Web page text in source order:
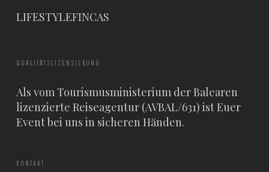
LIFESTYLEFINCAS
QUALITÄTSLIZENSIERUNG
Als vom Tourismusministerium der Balearen
lizenzierte Reiseagentur (AVBAL/631) ist Euer
Event bei uns in sicheren Händen.
KONTAKT